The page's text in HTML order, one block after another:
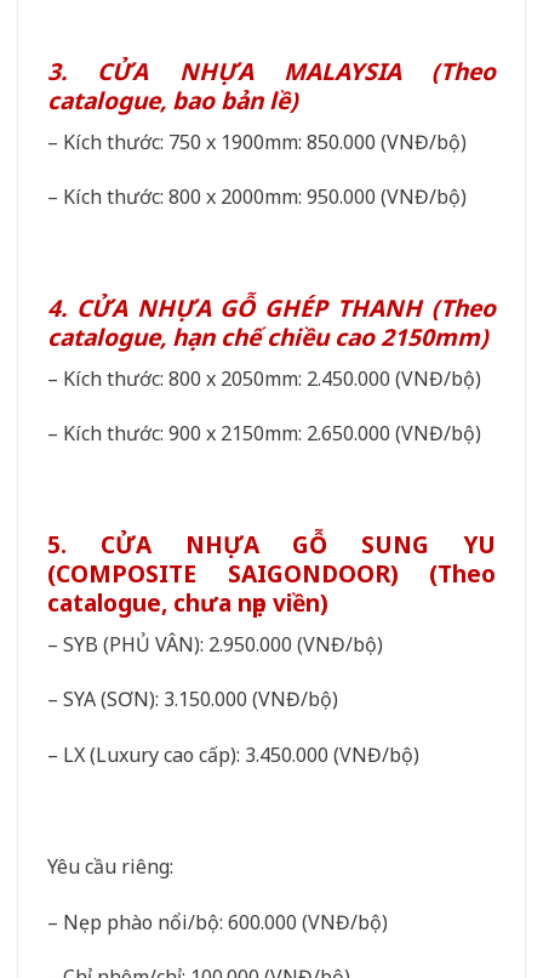
3. CỬA NHỰA MALAYSIA (Theo
catalogue, bao bản lề)
– Kích thước: 750 x 1900mm: 850.000 (VNĐ/bộ)
– Kích thước: 800 x 2000mm: 950.000 (VNĐ/bộ)
4. CỬA NHỰA GỖ GHÉP THANH (Theo
catalogue, hạn chế chiều cao 2150mm)
– Kích thước: 800 x 2050mm: 2.450.000 (VNĐ/bộ)
– Kích thước: 900 x 2150mm: 2.650.000 (VNĐ/bộ)
5. CỬA NHỰA GỖ SUNG YU
(COMPOSITE SAIGONDOOR) (Theo
catalogue, chưa nẹp viền)
– SYB (PHỦ VÂN): 2.950.000 (VNĐ/bộ)
– SYA (SƠN): 3.150.000 (VNĐ/bộ)
– LX (Luxury cao cấp): 3.450.000 (VNĐ/bộ)
Yêu cầu riêng:
– Nẹp phào nổi/bộ: 600.000 (VNĐ/bộ)